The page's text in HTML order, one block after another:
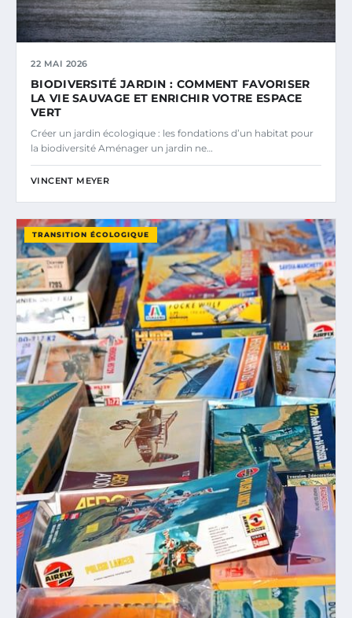
22 MAI 2026
BIODIVERSITÉ JARDIN : COMMENT FAVORISER
LA VIE SAUVAGE ET ENRICHIR VOTRE ESPACE
VERT
Créer un jardin écologique : les fondations d’un habitat pour
la biodiversité Aménager un jardin ne…
VINCENT MEYER
TRANSITION ÉCOLOGIQUE